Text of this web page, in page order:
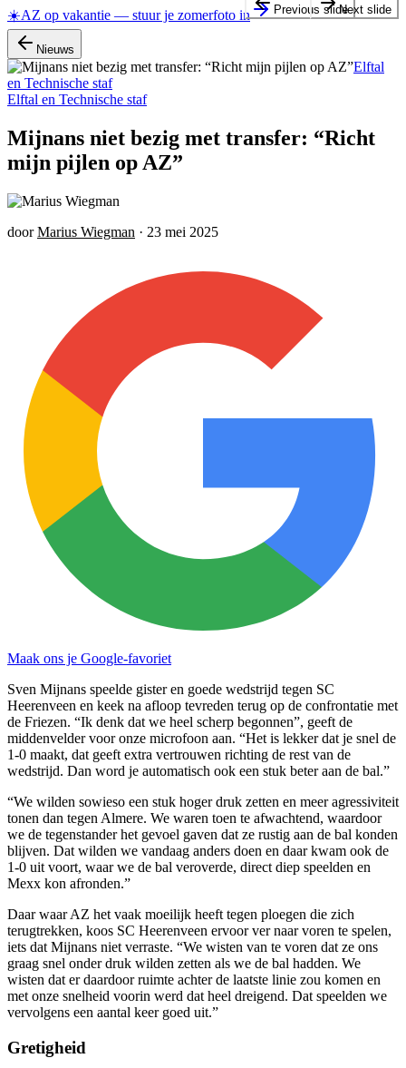
☀️AZ op vakantie — stuur je zomerfoto in
Nieuws
Elftal
en Technische staf
Elftal en Technische staf
Mijnans niet bezig met transfer: “Richt
mijn pijlen op AZ”
door Marius Wiegman · 23 mei 2025
Maak ons je Google-favoriet
Sven Mijnans speelde gister en goede wedstrijd tegen SC
Heerenveen en keek na afloop tevreden terug op de confrontatie met
de Friezen. “Ik denk dat we heel scherp begonnen”, geeft de
middenvelder voor onze microfoon aan. “Het is lekker dat je snel de
1-0 maakt, dat geeft extra vertrouwen richting de rest van de
wedstrijd. Dan word je automatisch ook een stuk beter aan de bal.”
“We wilden sowieso een stuk hoger druk zetten en meer agressiviteit
tonen dan tegen Almere. We waren toen te afwachtend, waardoor
we de tegenstander het gevoel gaven dat ze rustig aan de bal konden
blijven. Dat wilden we vandaag anders doen en daar kwam ook de
1-0 uit voort, waar we de bal veroverde, direct diep speelden en
Mexx kon afronden.”
Daar waar AZ het vaak moeilijk heeft tegen ploegen die zich
terugtrekken, koos SC Heerenveen ervoor ver naar voren te spelen,
iets dat Mijnans niet verraste. “We wisten van te voren dat ze ons
graag snel onder druk wilden zetten als we de bal hadden. We
wisten dat er daardoor ruimte achter de laatste linie zou komen en
met onze snelheid voorin werd dat heel dreigend. Dat speelden we
vervolgens een aantal keer goed uit.”
Gretigheid
Previous slideNext slide